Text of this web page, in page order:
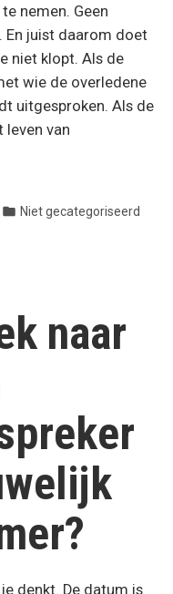
nemen. Geen
En juist daarom doet
niet klopt. Als de
wie de overledene
uitgesproken. Als de
leven van
Geplaatst
Niet gecategoriseerd
naar
denkt. De datum is